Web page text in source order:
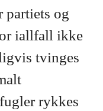
partiets og
iallfall ikke
tvinges
rykkes